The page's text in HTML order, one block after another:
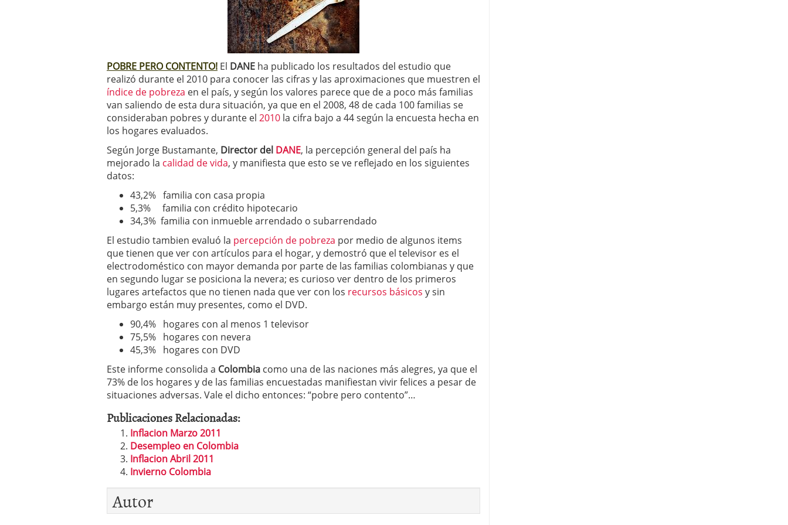
POBRE PERO CONTENTO! El DANE ha publicado los resultados del estudio que
realizó durante el 2010 para conocer las cifras y las aproximaciones que muestren el
índice de pobreza en el país, y según los valores parece que de a poco más familias
van saliendo de esta dura situación, ya que en el 2008, 48 de cada 100 familias se
consideraban pobres y durante el 2010 la cifra bajo a 44 según la encuesta hecha en
los hogares evaluados.
Según Jorge Bustamante, Director del DANE, la percepción general del país ha
mejorado la calidad de vida, y manifiesta que esto se ve reflejado en los siguientes
datos:
43,2% familia con casa propia
5,3% familia con crédito hipotecario
34,3% familia con inmueble arrendado o subarrendado
El estudio tambien evaluó la percepción de pobreza por medio de algunos items
que tienen que ver con artículos para el hogar, y demostró que el televisor es el
electrodoméstico con mayor demanda por parte de las familias colombianas y que
en segundo lugar se posiciona la nevera; es curioso ver dentro de los primeros
lugares artefactos que no tienen nada que ver con los recursos básicos y sin
embargo están muy presentes, como el DVD.
90,4% hogares con al menos 1 televisor
75,5% hogares con nevera
45,3% hogares con DVD
Este informe consolida a Colombia como una de las naciones más alegres, ya que el
73% de los hogares y de las familias encuestadas manifiestan vivir felices a pesar de
situaciones adversas. Vale el dicho entonces: “pobre pero contento”…
Publicaciones Relacionadas:
Inflacion Marzo 2011
Desempleo en Colombia
Inflacion Abril 2011
Invierno Colombia
Autor